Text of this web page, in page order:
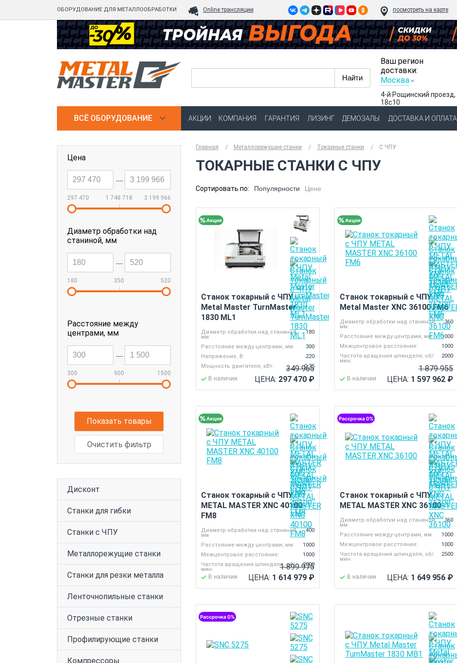
ОБОРУДОВАНИЕ ДЛЯ МЕТАЛЛООБРАБОТКИ Online трансляции посмотреть на карте
Ваш регион
доставки:
Москва
4-й Рощинский проезд,
18с10
ВСЁ ОБОРУДОВАНИЕ АКЦИИ КОМПАНИЯ ГАРАНТИЯ ЛИЗИНГ ДЕМОЗАЛЫ ДОСТАВКА И ОПЛАТА
Цена
1 748 718
297 470 3 199 966
Диаметр обработки над
станиной, мм
350
180 520
Расстояние между
центрами, мм
900
300 1500
Показать товары
Очистить фильтр
Дисконт
Станки для гибки
Станки с ЧПУ
Металлорежущие станки
Станки для резки металла
Ленточнопильные станки
Отрезные станки
Профилирующие станки
Компрессоры
Главная Металлорежущие станки Токарные станки C ЧПУ
ТОКАРНЫЕ СТАНКИ С ЧПУ
Сортировать по: Популярности Цене
Станок токарный с ЧПУ
Metal Master TurnMaster
1830 ML1
Диаметр обработки над станиной,
мм:
180
Расстояние между центрами, мм:
300
Напряжение, В:
220
Мощность двигателя, кВт:
0.75
В наличии ЦЕНА: 297 470 ₽
349 965
Станок токарный с ЧПУ
Metal Master XNC 36100 FM6
Диаметр обработки над станиной,
мм:
360
Расстояние между центрами, мм:
1000
Межцентровое расстояние:
1000
Частота вращения шпинделя, об/
мин:
2000
В наличии ЦЕНА: 1 597 962 ₽
1 879 955
Станок токарный с ЧПУ
METAL MASTER XNC 40100
FM8
Диаметр обработки над станиной,
мм:
400
Расстояние между центрами, мм:
1000
Межцентровое расстояние:
1000
Частота вращения шпинделя, об/
мин:
2000
В наличии ЦЕНА: 1 614 979 ₽
1 899 975
Станок токарный с ЧПУ
METAL MASTER XNC 36100
Диаметр обработки над станиной,
мм:
360
Расстояние между центрами, мм:
1000
Межцентровое расстояние:
1000
Частота вращения шпинделя, об/
мин:
2500
В наличии ЦЕНА: 1 649 956 ₽